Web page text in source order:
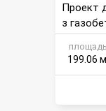
Проект
з
199.06